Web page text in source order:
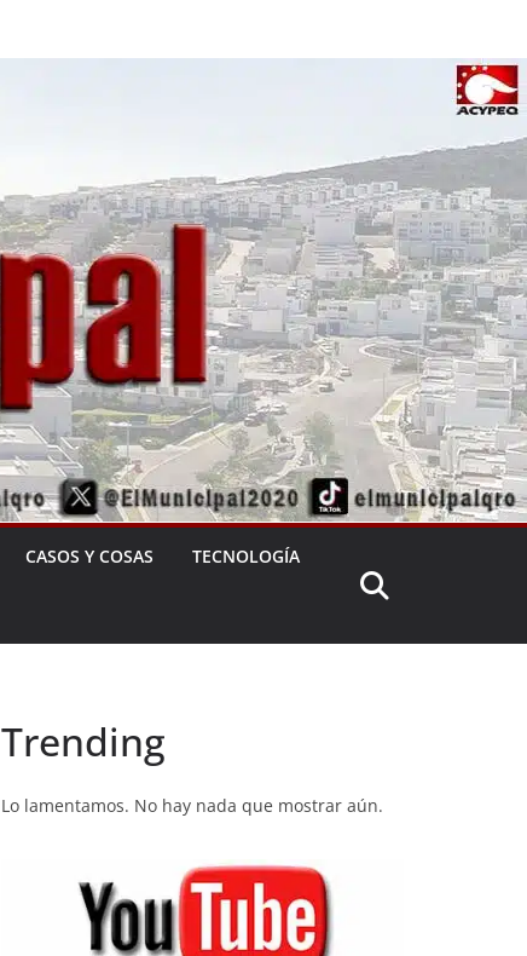
CASOS Y COSAS TECNOLOGÍA
Trending
Lo lamentamos. No hay nada que mostrar aún.